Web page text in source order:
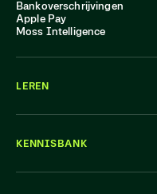
Bankoverschrijvingen
Apple Pay
Moss Intelligence
LEREN
KENNISBANK